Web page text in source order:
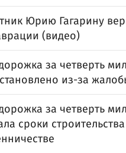
Юрию Гагарину
(видео)
за четверть
из-за
за четверть
сроки